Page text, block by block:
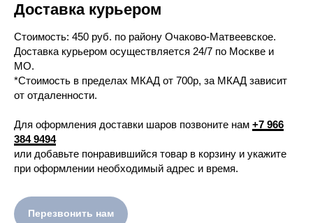
Доставка курьером
Cтоимость: 450 руб. по району Очаково-Матвеевское.
Доставка курьером осуществляется 24/7 по Москве и
МО.
*Стоимость в пределах МКАД от 700р, за МКАД зависит
от отдаленности.
Для оформления доставки шаров позвоните нам +7 966
384 9494
или добавьте понравившийся товар в корзину и укажите
при оформлении необходимый адрес и время.
Перезвонить нам